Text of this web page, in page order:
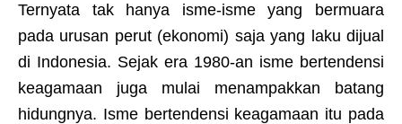
Ternyata tak hanya isme-isme yang bermuara
pada urusan perut (ekonomi) saja yang laku dijual
di Indonesia. Sejak era 1980-an isme bertendensi
keagamaan juga mulai menampakkan batang
hidungnya. Isme bertendensi keagamaan itu pada